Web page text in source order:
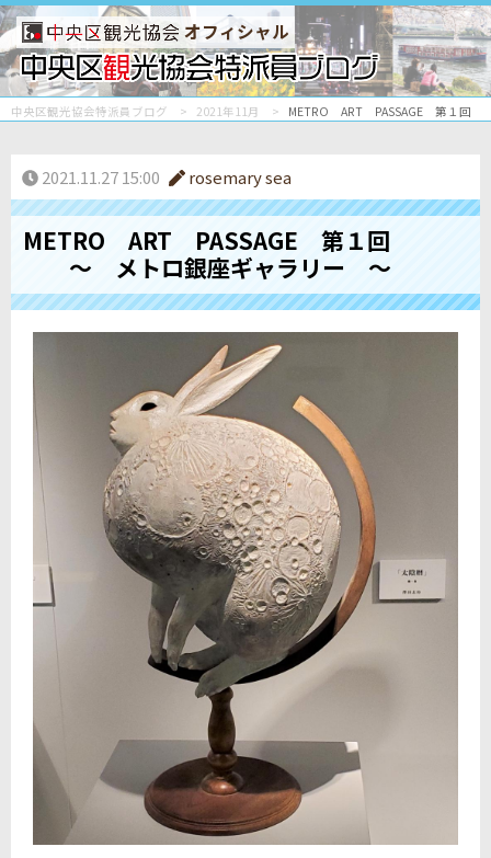
オフィシャル
中央区観光協会特派員ブログ 2021年11月 METRO ART PASSAGE 第
2021.11.27 15:00 rosemary sea
METRO ART PASSAGE 第１回
～ メトロ銀座ギャラリー ～